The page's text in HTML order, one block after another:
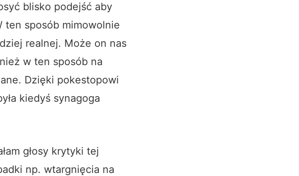
blisko podejść aby
ten sposób mimowolnie
realnej. Może on nas
w ten sposób na
Dzięki pokestopowi
kiedyś synagoga
głosy krytyki tej
np. wtargnięcia na